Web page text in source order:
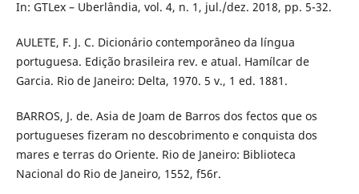
In: GTLex – Uberlândia, vol. 4, n. 1, jul./dez. 2018, pp. 5-32.
AULETE, F. J. C. Dicionário contemporâneo da língua
portuguesa. Edição brasileira rev. e atual. Hamílcar de
Garcia. Rio de Janeiro: Delta, 1970. 5 v., 1 ed. 1881.
BARROS, J. de. Asia de Joam de Barros dos fectos que os
portugueses fizeram no descobrimento e conquista dos
mares e terras do Oriente. Rio de Janeiro: Biblioteca
Nacional do Rio de Janeiro, 1552, f56r.